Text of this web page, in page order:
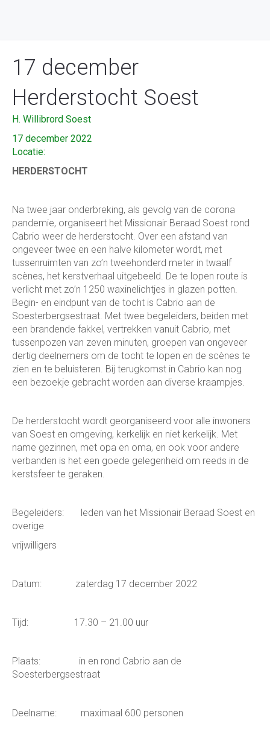
17 december
Herderstocht Soest
H. Willibrord Soest
17 december 2022
Locatie:
HERDERSTOCHT
Na twee jaar onderbreking, als gevolg van de corona
pandemie, organiseert het Missionair Beraad Soest rond
Cabrio weer de herderstocht. Over een afstand van
ongeveer twee en een halve kilometer wordt, met
tussenruimten van zo’n tweehonderd meter in twaalf
scènes, het kerstverhaal uitgebeeld. De te lopen route is
verlicht met zo’n 1250 waxinelichtjes in glazen potten.
Begin- en eindpunt van de tocht is Cabrio aan de
Soesterbergsestraat. Met twee begeleiders, beiden met
een brandende fakkel, vertrekken vanuit Cabrio, met
tussenpozen van zeven minuten, groepen van ongeveer
dertig deelnemers om de tocht te lopen en de scènes te
zien en te beluisteren. Bij terugkomst in Cabrio kan nog
een bezoekje gebracht worden aan diverse kraampjes.
De herderstocht wordt georganiseerd voor alle inwoners
van Soest en omgeving, kerkelijk en niet kerkelijk. Met
name gezinnen, met opa en oma, en ook voor andere
verbanden is het een goede gelegenheid om reeds in de
kerstsfeer te geraken.
Begeleiders: leden van het Missionair Beraad Soest en
overige
vrijwilligers
Datum: zaterdag 17 december 2022
Tijd: 17.30 – 21.00 uur
Plaats: in en rond Cabrio aan de
Soesterbergsestraat
Deelname: maximaal 600 personen